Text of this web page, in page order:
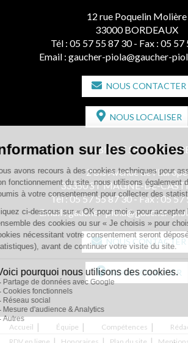
12 rue Poquelin Molière
33000 BORDEAUX
Tél : 05 57 55 87 30 - Fax : 05 57
Email : gaucher-piola@gaucher-
NOUS CONTACTER
NOUS LOCALISER
CABINET
2 bis Avenue de l'Europe
33350 ST MAGNE-DE-
Tél :05 57 55 87 30- Fax : 05 57
Email :gaucher-piola@gaucher-
NOUS CONTACTER
NOUS LOCALISER
Accueil Équipe Compétences